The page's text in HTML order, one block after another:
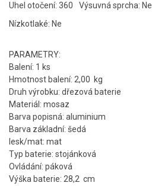
Uhel otočení: 360
Výsuvná sprcha: Ne
Nízkotlaké: Ne
PARAMETRY:
Balení: 1 ks
Hmotnost balení: 2,00 kg
Druh výrobku: dřezová baterie
Materiál: mosaz
Barva popisná: aluminium
Barva základní: šedá
lesk/mat: mat
Typ baterie: stojánková
Ovládání: páková
Výška baterie: 28,2 cm